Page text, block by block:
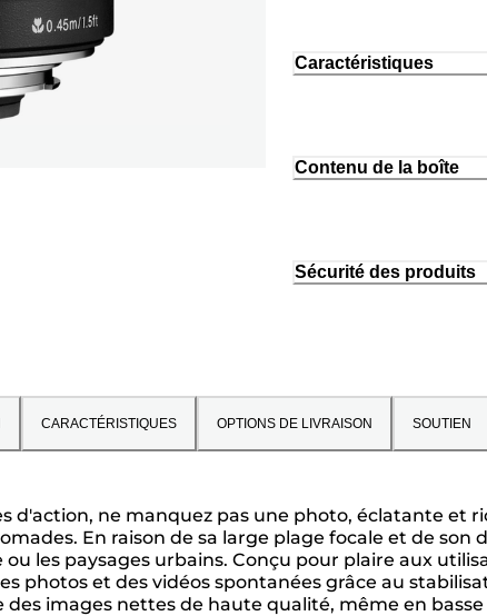
Caractéristiques
Contenu de la boîte
Sécurité des produits
CARACTÉRISTIQUES OPTIONS DE LIVRAISON SOUTIEN
d'action, ne manquez pas une photo, éclatante et
En raison de sa large plage focale et de
les paysages urbains. Conçu pour plaire aux
photos et des vidéos spontanées grâce au
images nettes de haute qualité, même en